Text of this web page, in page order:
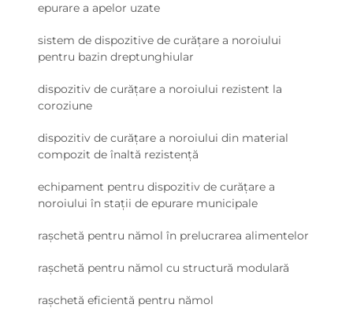
epurare a apelor uzate
sistem de dispozitive de curățare a noroiului
pentru bazin dreptunghiular
dispozitiv de curățare a noroiului rezistent la
coroziune
dispozitiv de curățare a noroiului din material
compozit de înaltă rezistență
echipament pentru dispozitiv de curățare a
noroiului în stații de epurare municipale
rașchetă pentru nămol în prelucrarea alimentelor
rașchetă pentru nămol cu structură modulară
rașchetă eficientă pentru nămol